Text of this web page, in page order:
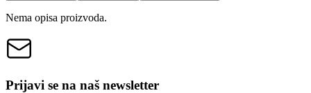
Nema opisa proizvoda.
Prijavi se na naš newsletter